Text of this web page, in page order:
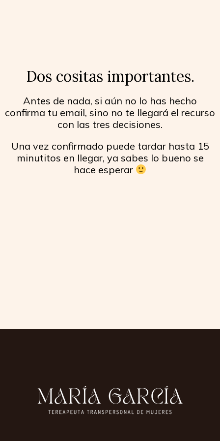
Dos cositas importantes.
Antes de nada, si aún no lo has hecho
confirma tu email, sino no te llegará el recurso
con las tres decisiones.
Una vez confirmado puede tardar hasta 15
minutitos en llegar, ya sabes lo bueno se
hace esperar